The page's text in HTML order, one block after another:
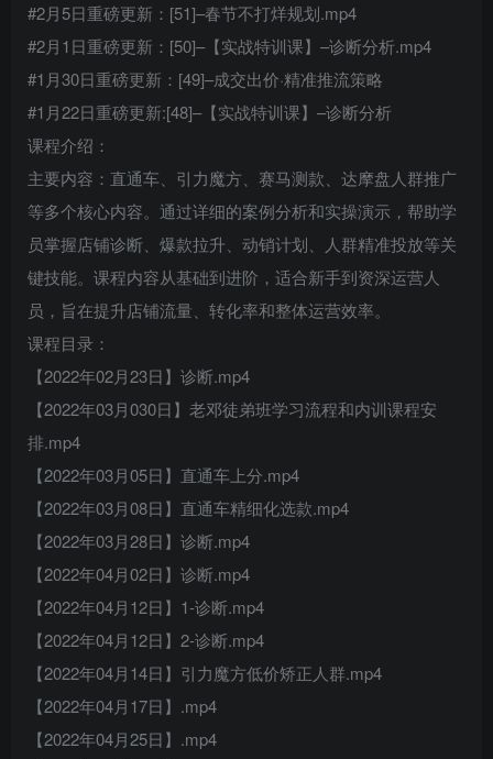
#2月5日重磅更新：[51]–春节不打烊规划.mp4
#2月1日重磅更新：[50]–【实战特训课】–诊断分析.mp4
#1月30日重磅更新：[49]–成交出价·精准推流策略
#1月22日重磅更新:[48]–【实战特训课】–诊断分析
课程介绍：
主要内容：直通车、引力魔方、赛马测款、达摩盘人群推广
等多个核心内容。通过详细的案例分析和实操演示，帮助学
员掌握店铺诊断、爆款拉升、动销计划、人群精准投放等关
键技能。课程内容从基础到进阶，适合新手到资深运营人
员，旨在提升店铺流量、转化率和整体运营效率。
课程目录：
【2022年02月23日】诊断.mp4
【2022年03月030日】老邓徒弟班学习流程和内训课程安
排.mp4
【2022年03月05日】直通车上分.mp4
【2022年03月08日】直通车精细化选款.mp4
【2022年03月28日】诊断.mp4
【2022年04月02日】诊断.mp4
【2022年04月12日】1-诊断.mp4
【2022年04月12日】2-诊断.mp4
【2022年04月14日】引力魔方低价矫正人群.mp4
【2022年04月17日】.mp4
【2022年04月25日】.mp4